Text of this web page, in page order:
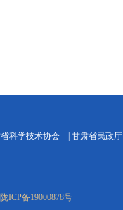
科学技术协会 | 甘肃省民政厅
陇ICP备19000878号